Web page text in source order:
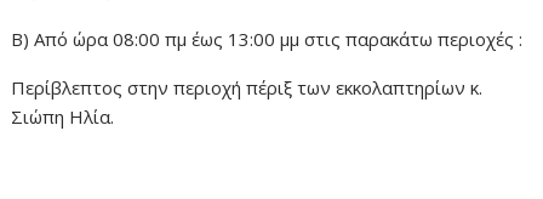
Β) Από ώρα 08:00 πμ έως 13:00 μμ στις παρακάτω περιοχές :
Περίβλεπτος στην περιοχή πέριξ των εκκολαπτηρίων κ.
Σιώπη Ηλία.